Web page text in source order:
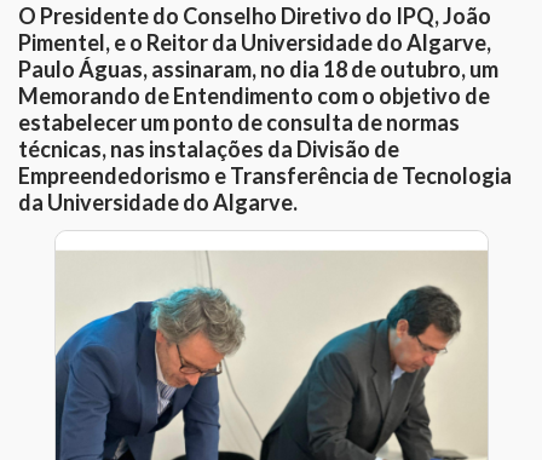
O Presidente do Conselho Diretivo do IPQ, João
Pimentel, e o Reitor da Universidade do Algarve,
Paulo Águas, assinaram, no dia 18 de outubro, um
Memorando de Entendimento com o objetivo de
estabelecer um ponto de consulta de normas
técnicas, nas instalações da Divisão de
Empreendedorismo e Transferência de Tecnologia
da Universidade do Algarve.